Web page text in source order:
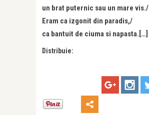
un brat puternic sau un mare vis./
Eram ca izgonit din paradis,/
ca bantuit de ciuma si napasta.[…]
Distribuie: